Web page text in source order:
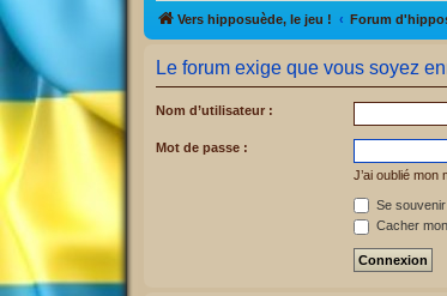
Vers hipposuède, le jeu ! Forum
Le forum exige que vous soyez
Nom d’utilisateur :
Mot de passe :
J’ai oublié mon
Se
Cacher